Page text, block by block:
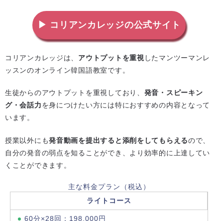
▶ コリアンカレッジの公式サイト
コリアンカレッジは、 アウトプットを重視 したマンツーマンレ
ッスンのオンライン韓国語教室です。
生徒からのアウトプットを重視しており、 発音・スピーキン
グ・会話力を身につけたい方には特におすすめの内容となって
います。
授業以外にも発音動画を提出すると添削をしてもらえるので、
自分の発音の弱点を知ることができ、より効率的に上達してい
くことができます。
主な料金プラン（税込）
ライトコース
60分×28回：198,000円